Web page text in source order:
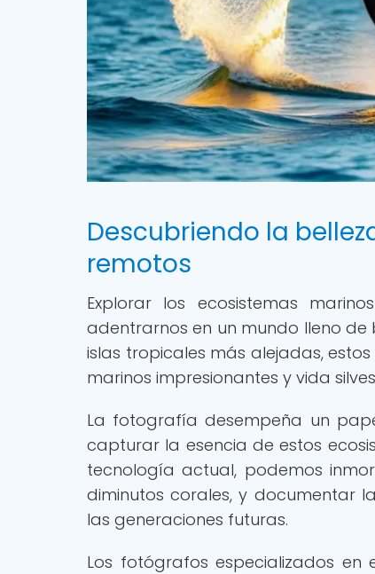
Descubriendo la
remotos
Explorar los ecosistemas
adentrarnos en un mundo lleno de
islas tropicales más alejadas,
marinos impresionantes y vida
La fotografía desempeña un
capturar la esencia de estos
tecnología actual, podemos
diminutos corales, y documentar
las generaciones futuras.
Los fotógrafos especializados en